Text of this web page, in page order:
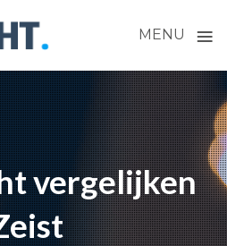
MENU ≡
vergelijken